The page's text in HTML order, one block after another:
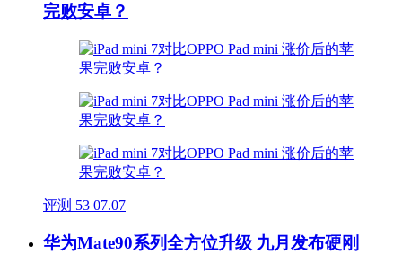
完败安卓？
评测 53 07.07
华为Mate90系列全方位升级 九月发布硬刚